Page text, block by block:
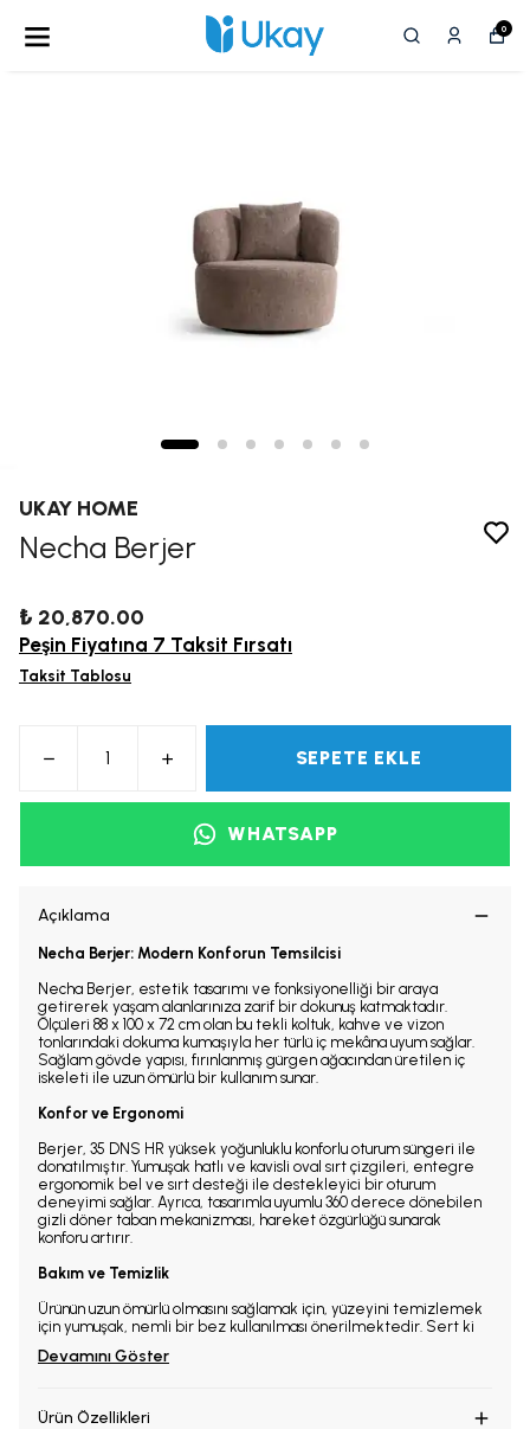
0
UKAY HOME
Necha Berjer
₺ 20,870.00
Peşin Fiyatına 7 Taksit Fırsatı
Taksit Tablosu
SEPETE EKLE
WHATSAPP
Açıklama
Necha Berjer: Modern Konforun Temsilcisi
Necha Berjer, estetik tasarımı ve fonksiyonelliği bir araya
getirerek yaşam alanlarınıza zarif bir dokunuş katmaktadır.
Ölçüleri 88 x 100 x 72 cm olan bu tekli koltuk, kahve ve vizon
tonlarındaki dokuma kumaşıyla her türlü iç mekâna uyum sağlar.
Sağlam gövde yapısı, fırınlanmış gürgen ağacından üretilen iç
iskeleti ile uzun ömürlü bir kullanım sunar.
Konfor ve Ergonomi
Berjer, 35 DNS HR yüksek yoğunluklu konforlu oturum süngeri ile
donatılmıştır. Yumuşak hatlı ve kavisli oval sırt çizgileri, entegre
ergonomik bel ve sırt desteği ile destekleyici bir oturum
deneyimi sağlar. Ayrıca, tasarımla uyumlu 360 derece dönebilen
gizli döner taban mekanizması, hareket özgürlüğü sunarak
konforu artırır.
Bakım ve Temizlik
Ürünün uzun ömürlü olmasını sağlamak için, yüzeyini temizlemek
için yumuşak, nemli bir bez kullanılması önerilmektedir. Sert ki
Devamını Göster
Ürün Özellikleri